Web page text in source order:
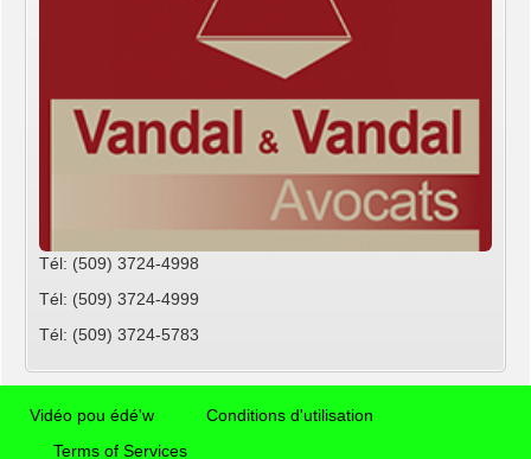
Tél: (509) 3724-4998
Tél: (509) 3724-4999
Tél: (509) 3724-5783
Vidéo pou édé'w
Conditions d'utilisation
Terms of Services